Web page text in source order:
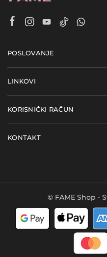
POSLOVANJE
LINKOVI
KORISNIČKI RAČUN
KONTAKT
© FAME Shop -
Kupi ovaj proizvod i
- u